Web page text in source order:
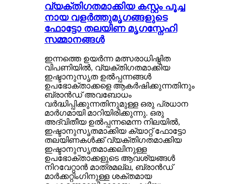
വ്യക്തിഗതമാക്കിയ കസ്റ്റം പൂച്ച
നായ വളർത്തുമൃഗങ്ങളുടെ
ഫോട്ടോ തലയിണ മൃഗസ്നേഹി
സമ്മാനങ്ങൾ
ഇന്നത്തെ ഉയർന്ന മത്സരാധിഷ്ഠിത
വിപണിയിൽ, വ്യക്തിഗതമാക്കിയ
ഇഷ്ടാനുസൃത ഉൽപ്പന്നങ്ങൾ
ഉപഭോക്താക്കളെ ആകർഷിക്കുന്നതിനും
ബ്രാൻഡ് അവബോധം
വർദ്ധിപ്പിക്കുന്നതിനുമുള്ള ഒരു പ്രധാന
മാർഗമായി മാറിയിരിക്കുന്നു. ഒരു
അദ്വിതീയ ഉൽപ്പന്നമെന്ന നിലയിൽ,
ഇഷ്ടാനുസൃതമാക്കിയ ക്യാറ്റ് ഫോട്ടോ
തലയിണകൾക്ക് വ്യക്തിഗതമാക്കിയ
ഇഷ്ടാനുസൃതമാക്കലിനുള്ള
ഉപഭോക്താക്കളുടെ ആവശ്യങ്ങൾ
നിറവേറ്റാൻ മാത്രമല്ല, ബ്രാൻഡ്
മാർക്കറ്റിംഗിനുള്ള ശക്തമായ